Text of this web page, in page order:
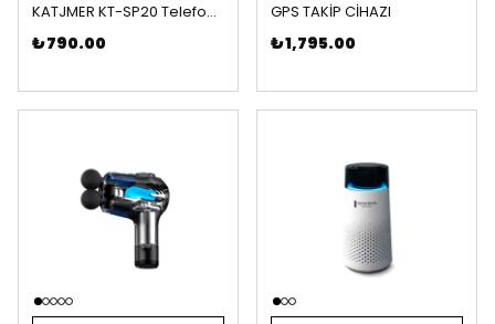
KATJMER KT-SP20 Telefon Standlı RGB Bluetooth TWS Speaker
₺ 790.00
GPS TAKİP CİHAZI
₺ 1,795.00